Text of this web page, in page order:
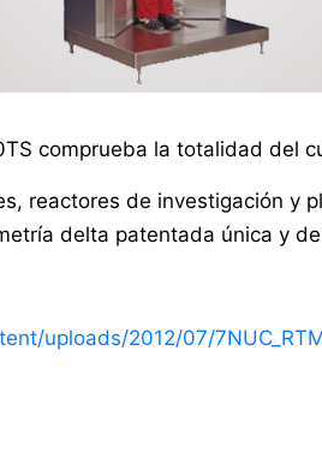
comprueba la totalidad del
reactores de investigación y
delta patentada única y
uploads/2012/07/